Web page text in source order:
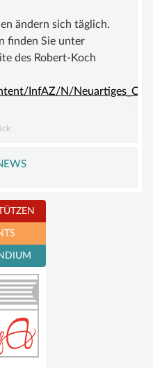
ändern sich täglich.
finden Sie unter
des Robert-Koch
InfAZ/N/
der
und